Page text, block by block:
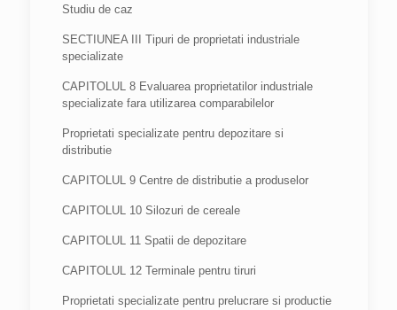
Studiu de caz
SECTIUNEA III Tipuri de proprietati industriale
specializate
CAPITOLUL 8 Evaluarea proprietatilor industriale
specializate fara utilizarea comparabilelor
Proprietati specializate pentru depozitare si
distributie
CAPITOLUL 9 Centre de distributie a produselor
CAPITOLUL 10 Silozuri de cereale
CAPITOLUL 11 Spatii de depozitare
CAPITOLUL 12 Terminale pentru tiruri
Proprietati specializate pentru prelucrare si productie